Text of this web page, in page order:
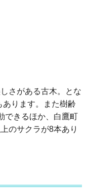
さがある古木。とな
あります。また樹齢
できるほか、白鷹町
のサクラが8本あり